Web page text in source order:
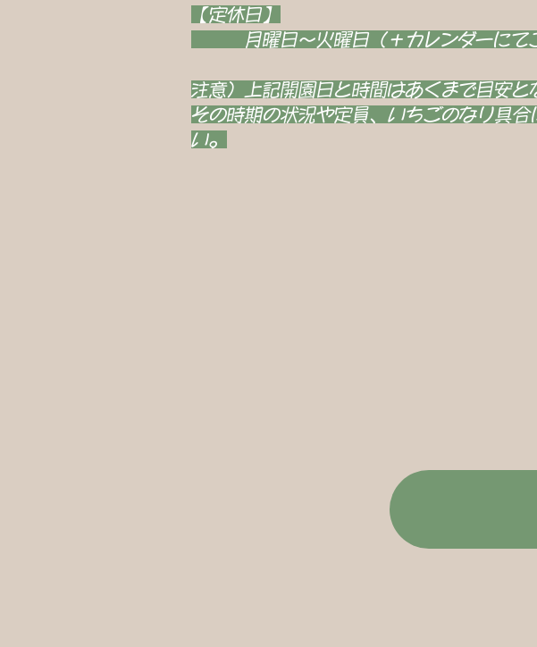
【定休日】
月曜日～火曜日（＋カレンダーにてご
注意）上記開園日と時間はあくまで目安と
その時期の状況や定員、いちごのなり具
い。